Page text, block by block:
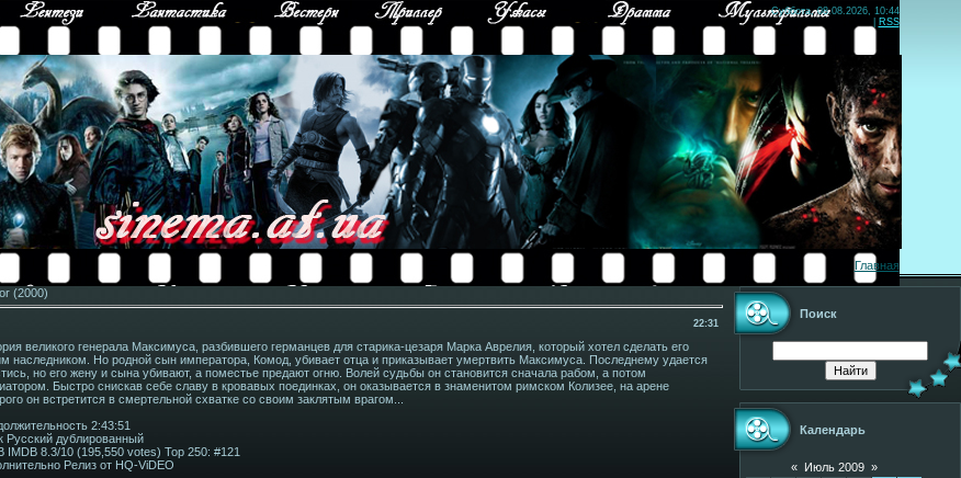
Суббота, 08.08.2026, 10:44
RSS
Главная
(2000)
22:31
великого генерала Максимуса, разбившего германцев для старика-цезаря Марка Аврелия, который хотел сделать его
наследником. Но родной сын императора, Комод, убивает отца и приказывает умертвить Максимуса. Последнему удается
но его жену и сына убивают, а поместье предают огню. Волей судьбы он становится сначала рабом, а потом
Быстро снискав себе славу в кровавых поединках, он оказывается в знаменитом римском Колизее, на арене
он встретится в смертельной схватке со своим заклятым врагом...
2:43:51
Русский дублированный
IMDB 8.3/10 (195,550 votes) Top 250: #121
Релиз от HQ-ViDEO
Поиск
Календарь
« Июль 2009 »